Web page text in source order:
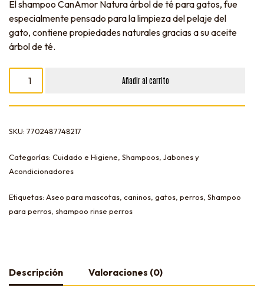
El shampoo CanAmor Natura árbol de té para gatos, fue
especialmente pensado para la limpieza del pelaje del
gato, contiene propiedades naturales gracias a su aceite
árbol de té.
Añadir al carrito
SKU: 7702487748217
Categorías: Cuidado e Higiene Shampoos, Jabones y
Acondicionadores
Etiquetas: Aseo para mascotas caninos gatos perros Shampoo
para perros shampoo rinse perros
Descripción Valoraciones (0)